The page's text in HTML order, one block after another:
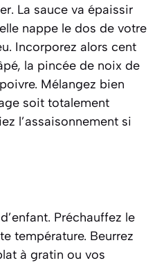
La sauce va épaissir
nappe le dos de votre
Incorporez alors cent
la pincée de noix de
Mélangez bien
soit totalement
l’assaisonnement si
Préchauffez le
température. Beurrez
à gratin ou vos